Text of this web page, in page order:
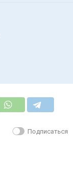
Подписаться